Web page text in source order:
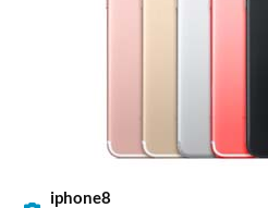
iphone8